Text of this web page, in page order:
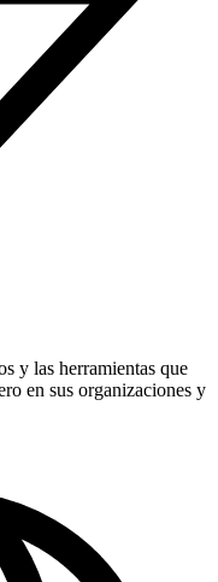
y las herramientas que
en sus organizaciones y